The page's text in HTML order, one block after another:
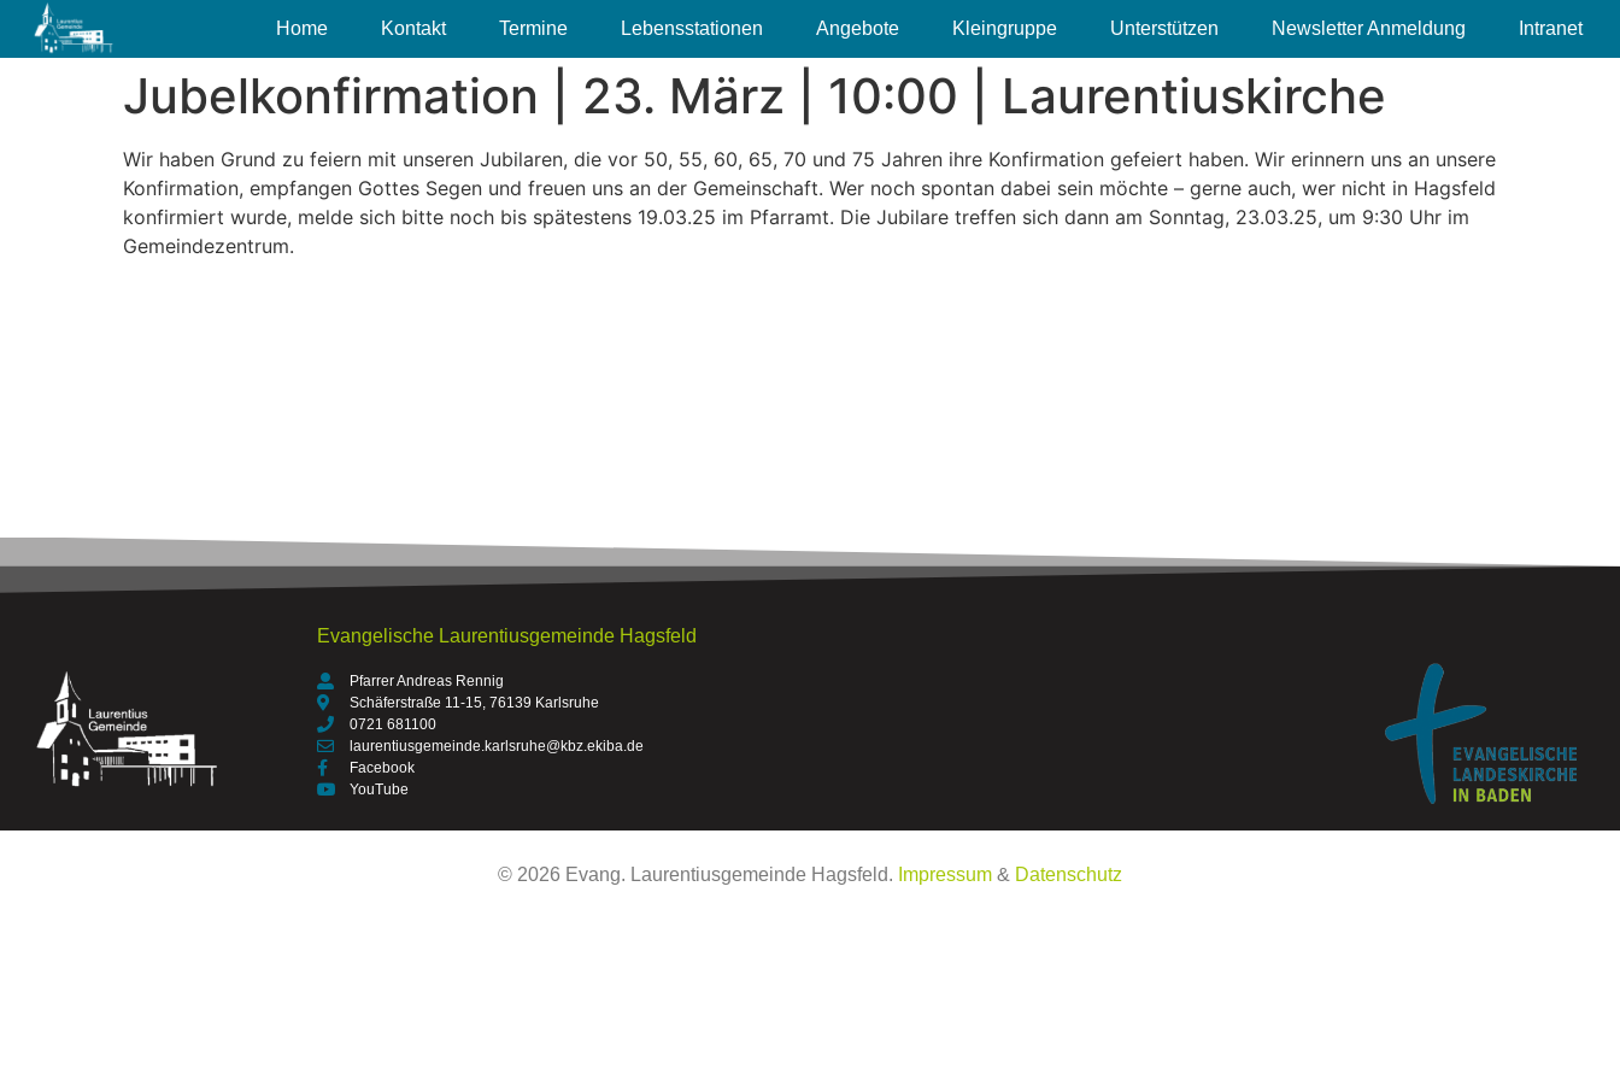
Home Kontakt Termine Lebensstationen Angebote Kleingruppe Unterstützen Newsletter Anmeldung Intranet
Jubelkonfirmation | 23. März | 10:00 | Laurentiuskirche
Wir haben Grund zu feiern mit unseren Jubilaren, die vor 50, 55, 60, 65, 70 und 75 Jahren ihre Konfirmation gefeiert haben. Wir erinnern uns an unsere
Konfirmation, empfangen Gottes Segen und freuen uns an der Gemeinschaft. Wer noch spontan dabei sein möchte – gerne auch, wer nicht in Hagsfeld
konfirmiert wurde, melde sich bitte noch bis spätestens 19.03.25 im Pfarramt. Die Jubilare treffen sich dann am Sonntag, 23.03.25, um 9:30 Uhr im
Gemeindezentrum.
Evangelische Laurentiusgemeinde Hagsfeld
Pfarrer Andreas Rennig
Schäferstraße 11-15, 76139 Karlsruhe
0721 681100
laurentiusgemeinde.karlsruhe@kbz.ekiba.de
Facebook
YouTube
© 2026 Evang. Laurentiusgemeinde Hagsfeld. Impressum & Datenschutz